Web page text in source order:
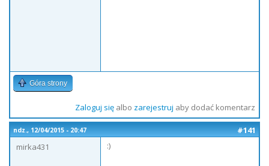
Góra strony
Zaloguj sięalbo zarejestruj aby dodać komentarz
ndz., 12/04/2015 - 20:47
#141
mirka431
:)